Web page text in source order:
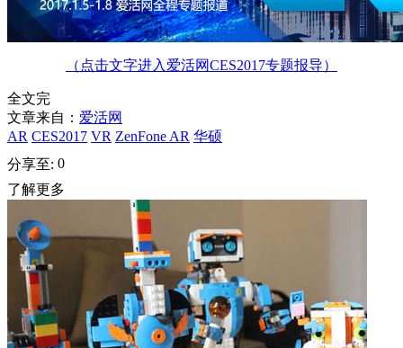
（点击文字进入爱活网CES2017专题报导）
全文完
文章来自： 爱活网
AR CES2017 VR ZenFone AR 华硕
分享至: 0
了解更多